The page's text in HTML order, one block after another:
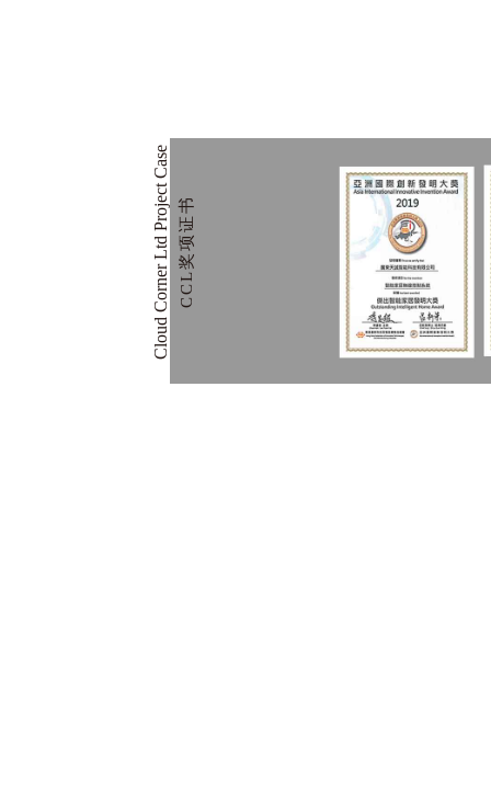
Cloud Corner Ltd Project CaseCCL奖项证书